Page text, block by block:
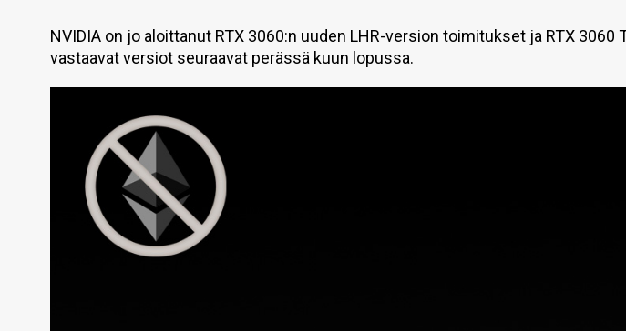
NVIDIA on jo aloittanut RTX 3060:n uuden LHR-version toimitukset ja RTX 3060
vastaavat versiot seuraavat perässä kuun lopussa.